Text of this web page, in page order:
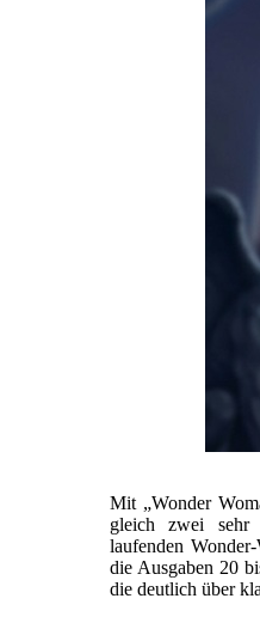
Mit „Wonder
gleich zwei sehr
laufenden
die Ausgaben 20
die deutlich über